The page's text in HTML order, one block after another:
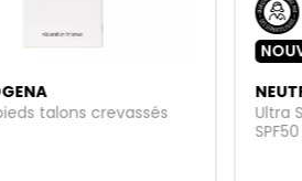
NOUVEAU
Ultra Sheer lait invisible